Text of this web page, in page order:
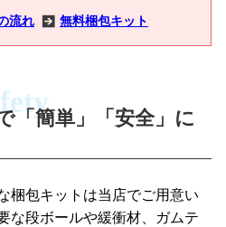
流れ 無料梱包キット
撮影して、査定フォームから画像
します。
画像を送信
ニージョイLINE査定」を友だちに
、スマートフォンなどのカメラで
「簡単」「安全」に
梱包キットは当店でご用意い
な段ボールや緩衝材、ガムテ